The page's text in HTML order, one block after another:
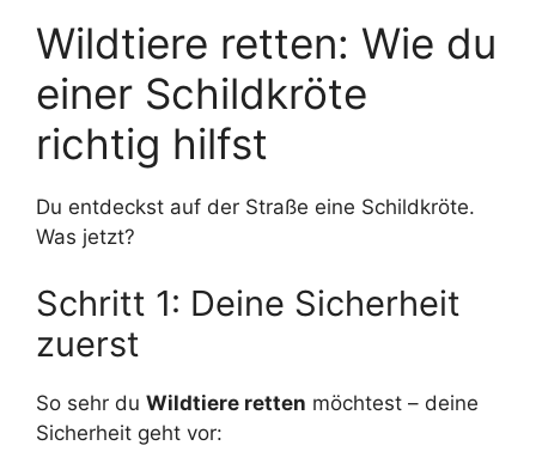
Wildtiere retten: Wie du
einer Schildkröte
richtig hilfst
Du entdeckst auf der Straße eine Schildkröte.
Was jetzt?
Schritt 1: Deine Sicherheit
zuerst
So sehr du Wildtiere retten möchtest – deine
Sicherheit geht vor: